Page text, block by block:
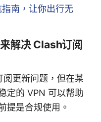
南，让你出行无
解决 Clash订阅
更新问题，但在某
定的 VPN 可以帮助
提是合规使用。